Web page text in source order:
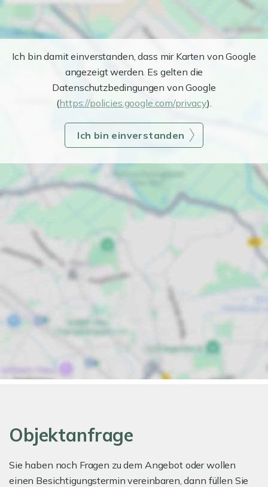
Ich bin damit einverstanden, dass mir Karten von Google
angezeigt werden. Es gelten die
Datenschutzbedingungen von Google
(https://policies.google.com/privacy).
Ich bin einverstanden
Objektanfrage
Sie haben noch Fragen zu dem Angebot oder wollen
einen Besichtigungstermin vereinbaren, dann füllen Sie